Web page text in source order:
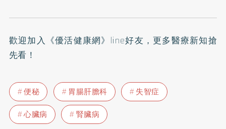
歡迎加入 《優活健康網》line好友 ，更多醫療新知搶
先看！
便秘 胃腸肝膽科
失智症
心臟病
腎臟病